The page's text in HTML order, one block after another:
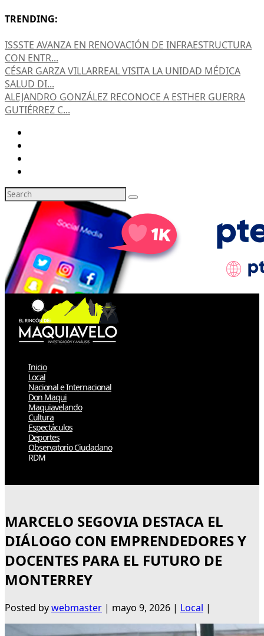
TRENDING:
ISSSTE AVANZA EN RENOVACIÓN DE INFRAESTRUCTURA
CON ENTR...
CÉSAR GARZA VILLARREAL VISITA LA UNIDAD MÉDICA
SALUD DI...
ALEJANDRO GONZÁLEZ RECONOCE A ESTHER GUERRA
GUTIÉRREZ C...
Inicio
Local
Nacional e Internacional
Don Maqui
Maquiavelando
Cultura
Espectáculos
Deportes
Observatorio Ciudadano
RDM
MARCELO SEGOVIA DESTACA EL
DIÁLOGO CON EMPRENDEDORES Y
DOCENTES PARA EL FUTURO DE
MONTERREY
Posted bywebmaster | mayo 9, 2026 | Local |